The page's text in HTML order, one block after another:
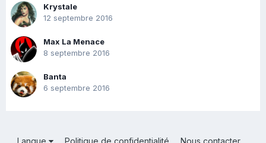
Krystale
12 septembre 2016
Max La Menace
8 septembre 2016
Banta
6 septembre 2016
Langue Politique de confidentialité
Nous contacter